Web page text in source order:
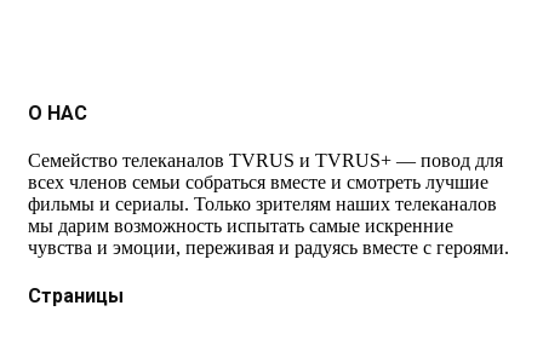
О НАС
Семейство телеканалов TVRUS и TVRUS+ — повод для
всех членов семьи собраться вместе и смотреть лучшие
фильмы и сериалы. Только зрителям наших телеканалов
мы дарим возможность испытать самые искренние
чувства и эмоции, переживая и радуясь вместе с героями.
Страницы